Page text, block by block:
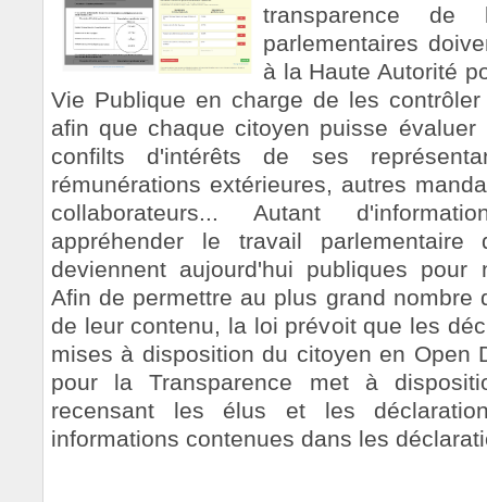
transparence
parlementaires
à la Haute Autorité
Vie Publique en charge de les
afin que chaque citoyen puisse
confilts d'intérêts de ses
rémunérations extérieures, autres
collaborateurs... Autant
appréhender le travail
deviennent aujourd'hui publiques pour
Afin de permettre au plus grand nombre
de leur contenu, la loi prévoit que les
mises à disposition du citoyen en Open
pour la Transparence met à
recensant les élus et les
informations contenues dans les